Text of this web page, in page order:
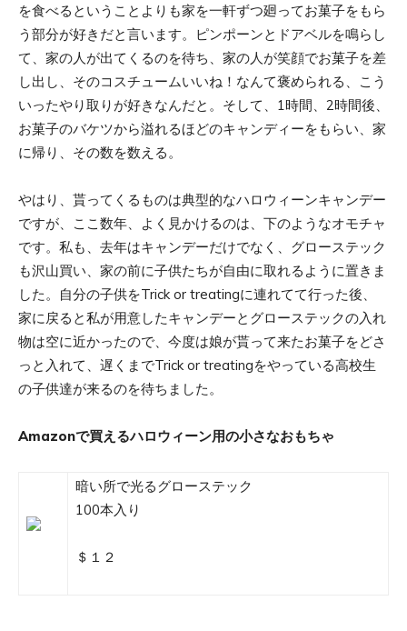
を食べるということよりも家を一軒ずつ廻ってお菓子をもら
う部分が好きだと言います。ピンポーンとドアベルを鳴らし
て、家の人が出てくるのを待ち、家の人が笑顔でお菓子を差
し出し、そのコスチュームいいね！なんて褒められる、こう
いったやり取りが好きなんだと。そして、1時間、2時間後、
お菓子のバケツから溢れるほどのキャンディーをもらい、家
に帰り、その数を数える。
やはり、貰ってくるものは典型的なハロウィーンキャンデー
ですが、ここ数年、よく見かけるのは、下のようなオモチャ
です。私も、去年はキャンデーだけでなく、グローステック
も沢山買い、家の前に子供たちが自由に取れるように置きま
した。自分の子供をTrick or treatingに連れてて行った後、
家に戻ると私が用意したキャンデーとグローステックの入れ
物は空に近かったので、今度は娘が貰って来たお菓子をどさ
っと入れて、遅くまでTrick or treatingをやっている高校生
の子供達が来るのを待ちました。
Amazonで買えるハロウィーン用の小さなおもちゃ
暗い所で光るグローステック
100本入り
＄１２